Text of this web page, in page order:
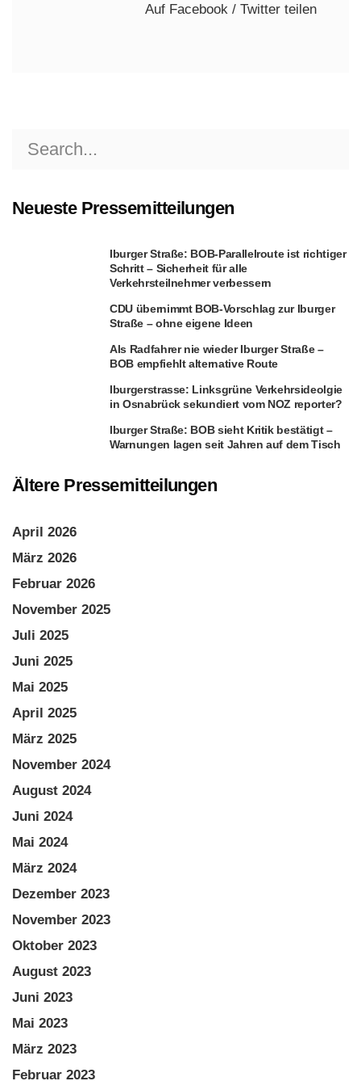
Auf Facebook / Twitter teilen
for:
Neueste Pressemitteilungen
Iburger Straße: BOB-Parallelroute ist richtiger
Schritt – Sicherheit für alle
Verkehrsteilnehmer verbessern
CDU übernimmt BOB-Vorschlag zur Iburger
Straße – ohne eigene Ideen
Als Radfahrer nie wieder Iburger Straße –
BOB empfiehlt alternative Route
Iburgerstrasse: Linksgrüne Verkehrsideolgie
in Osnabrück sekundiert vom NOZ reporter?
Iburger Straße: BOB sieht Kritik bestätigt –
Warnungen lagen seit Jahren auf dem Tisch
Ältere Pressemitteilungen
April 2026
März 2026
Februar 2026
November 2025
Juli 2025
Juni 2025
Mai 2025
April 2025
März 2025
November 2024
August 2024
Juni 2024
Mai 2024
März 2024
Dezember 2023
November 2023
Oktober 2023
August 2023
Juni 2023
Mai 2023
März 2023
Februar 2023